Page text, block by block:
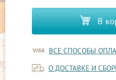
В
ВСЕ СПОСОБЫ
О ДОСТАВКЕ И